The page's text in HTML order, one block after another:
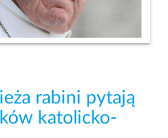
rabini pytają
katolicko-